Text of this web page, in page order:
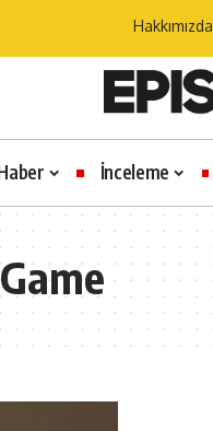
Hakkımızda
İnceleme